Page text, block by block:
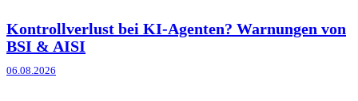
Kontrollverlust bei KI-Agenten? Warnungen von
BSI & AISI
06.08.2026